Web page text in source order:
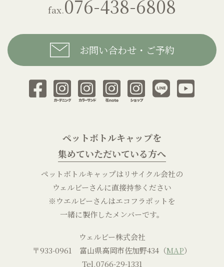
fax.076-438-6808
お問い合わせ・ご予約
ペットボトルキャップを
集めていただいている方へ
ペットボトルキャップはリサイクル会社の
ウェルビーさんに直接持参ください
※ウエルビーさんはエコフラポットを
一緒に製作したメンバーです。
ウェルビー株式会社
〒933-0961 富山県高岡市佐加野434（MAP）
Tel.0766-29-1331